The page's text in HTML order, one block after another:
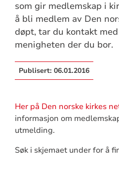
som gir medlemskap i
å bli medlem av Den
døpt, tar du kontakt
menigheten der du bor.
Publisert: 06.01.2016
Her på Den norske kirkes
informasjon om
utmelding.
Søk i skjemaet under for å